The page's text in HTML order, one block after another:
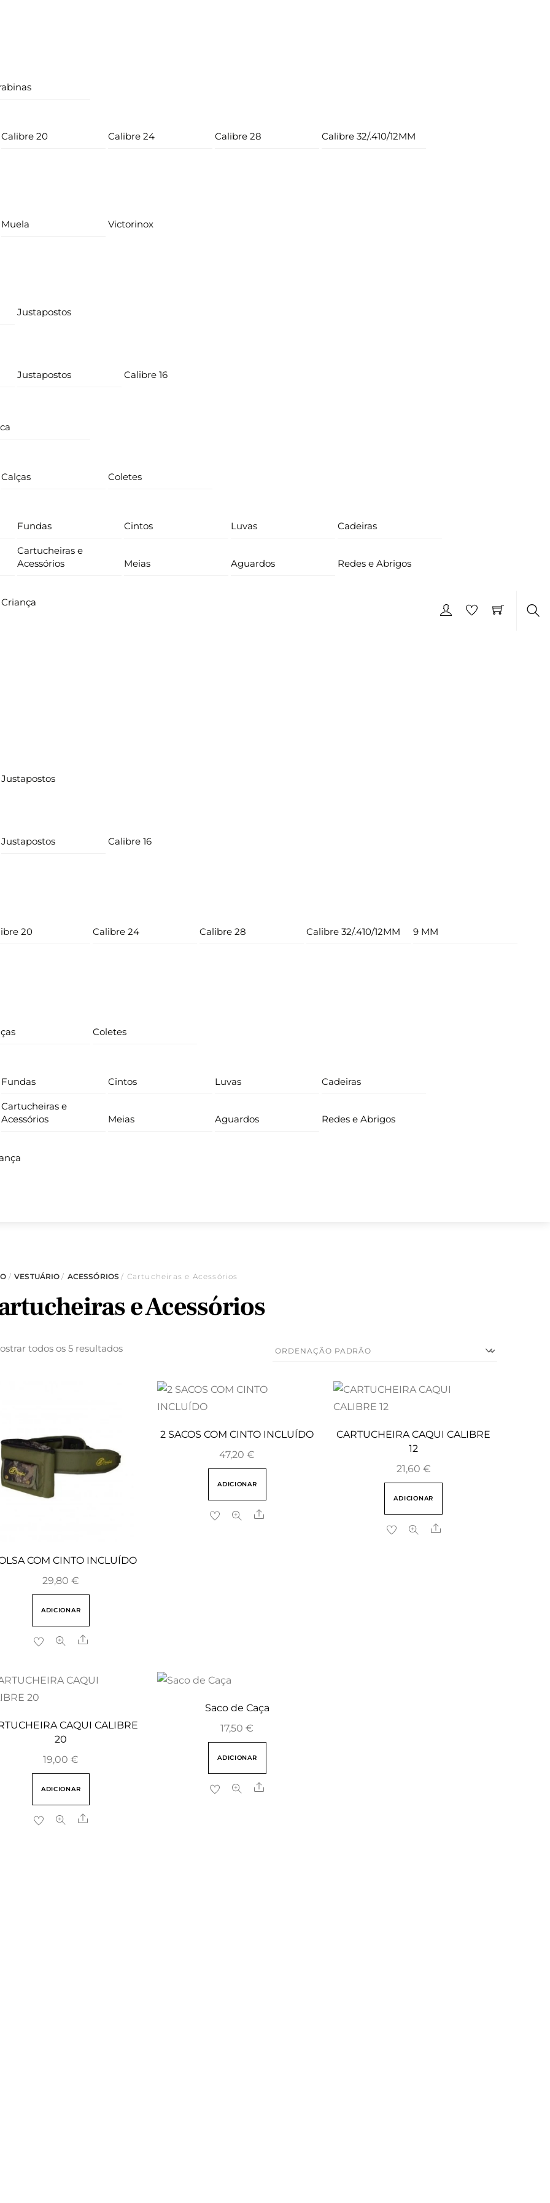
Calibre 20 Calibre 24 Calibre 28 Calibre 32/.410/12MM
Muela Victorinox
Justapostos
Justapostos Calibre 16
Calças Coletes
Fundas Cintos Luvas Cadeiras
Cartucheiras e
Acessórios
Meias Aguardos Redes e Abrigos
Criança
Justapostos
Justapostos Calibre 16
20 Calibre 24 Calibre 28 Calibre 32/.410/12MM 9 MM
Coletes
Fundas Cintos Luvas Cadeiras
Cartucheiras e
Acessórios
Meias Aguardos Redes e Abrigos
/VESTUÁRIO/ ACESSÓRIOS / Cartucheiras e Acessórios
e Acessórios
todos os 5 resultados
COM CINTO INCLUÍDO
29,80€
ADICIONAR
Share
2 SACOS COM CINTO INCLUÍDO
47,20€
ADICIONAR
Share
CARTUCHEIRA CAQUI CALIBRE
12
21,60 €
ADICIONAR
Share
CAQUI CALIBRE
20
19,00€
ADICIONAR
Share
Saco de Caça
17,50€
ADICIONAR
Share